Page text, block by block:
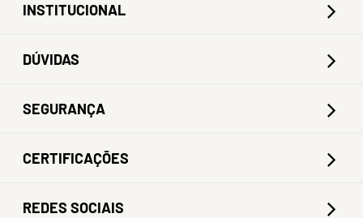
INSTITUCIONAL
DÚVIDAS
SEGURANÇA
CERTIFICAÇÕES
REDES SOCIAIS